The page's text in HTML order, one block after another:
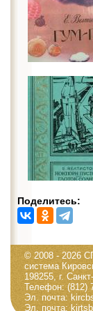
Поделитесь:
© 2008 - 2026
система
198255, г.
Телефон: (812)
Эл. почта:
Эл. почта: